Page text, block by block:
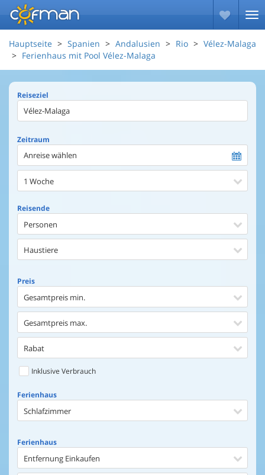
Hauptseite Spanien Andalusien Rio
Vélez-Malaga
Ferienhaus mit Pool Vélez-Malaga
Reiseziel
Zeitraum
Anreise wählen
1 Woche
Reisende
Personen
Haustiere
Preis
Gesamtpreis min.
Gesamtpreis max.
Rabat
Inklusive Verbrauch
Ferienhaus
Schlafzimmer
Ferienhaus
Entfernung Einkaufen